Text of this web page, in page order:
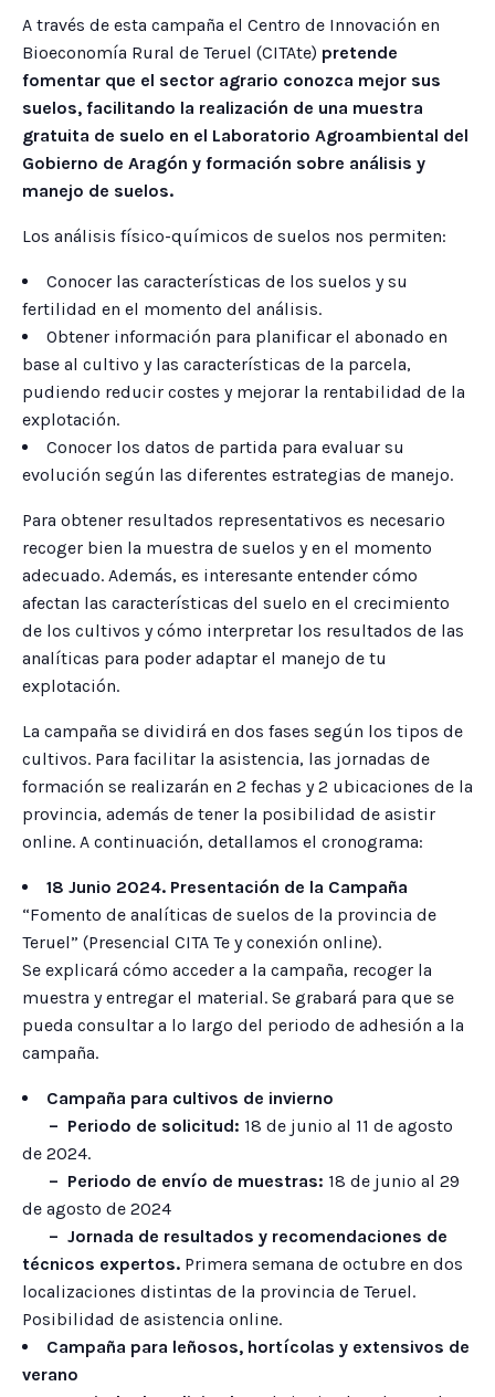
A través de esta campaña el Centro de Innovación en
Bioeconomía Rural de Teruel (CITAte) pretende
fomentar que el sector agrario conozca mejor sus
suelos, facilitando la realización de una muestra
gratuita de suelo en el Laboratorio Agroambiental del
Gobierno de Aragón y formación sobre análisis y
manejo de suelos.
Los análisis físico-químicos de suelos nos permiten:
Conocer las características de los suelos y su
fertilidad en el momento del análisis.
Obtener información para planificar el abonado en
base al cultivo y las características de la parcela,
pudiendo reducir costes y mejorar la rentabilidad de la
explotación.
Conocer los datos de partida para evaluar su
evolución según las diferentes estrategias de manejo.
Para obtener resultados representativos es necesario
recoger bien la muestra de suelos y en el momento
adecuado. Además, es interesante entender cómo
afectan las características del suelo en el crecimiento
de los cultivos y cómo interpretar los resultados de las
analíticas para poder adaptar el manejo de tu
explotación.
La campaña se dividirá en dos fases según los tipos de
cultivos. Para facilitar la asistencia, las jornadas de
formación se realizarán en 2 fechas y 2 ubicaciones de la
provincia, además de tener la posibilidad de asistir
online. A continuación, detallamos el cronograma:
18 Junio 2024. Presentación de la Campaña
“Fomento de analíticas de suelos de la provincia de
Teruel” (Presencial CITA Te y conexión online).
Se explicará cómo acceder a la campaña, recoger la
muestra y entregar el material. Se grabará para que se
pueda consultar a lo largo del periodo de adhesión a la
campaña.
Campaña para cultivos de invierno
– Periodo de solicitud: 18 de junio al 11 de agosto
de 2024.
– Periodo de envío de muestras: 18 de junio al 29
de agosto de 2024
– Jornada de resultados y recomendaciones de
técnicos expertos. Primera semana de octubre en dos
localizaciones distintas de la provincia de Teruel.
Posibilidad de asistencia online.
Campaña para leñosos, hortícolas y extensivos de
verano